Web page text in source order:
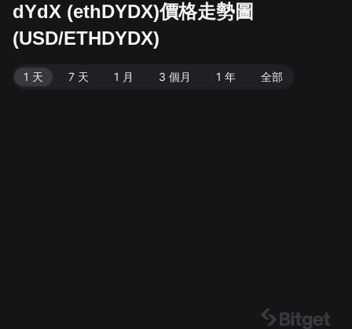
dYdX (ethDYDX)價格走勢圖
(USD/ETHDYDX)
1 天 7 天 1 月 3 個月 1 年 全部